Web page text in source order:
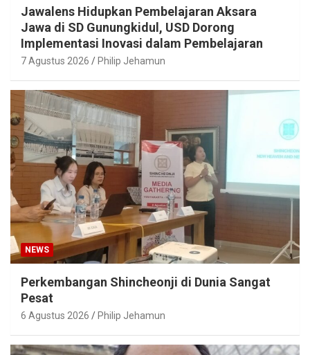
Jawalens Hidupkan Pembelajaran Aksara
Jawa di SD Gunungkidul, USD Dorong
Implementasi Inovasi dalam Pembelajaran
7 Agustus 2026 Philip Jehamun
NEWS
Perkembangan Shincheonji di Dunia Sangat
Pesat
6 Agustus 2026 Philip Jehamun